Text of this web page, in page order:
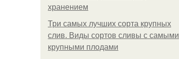
хранением
Три самых лучших сорта крупных
слив. Виды сортов сливы с самыми
крупными плодами